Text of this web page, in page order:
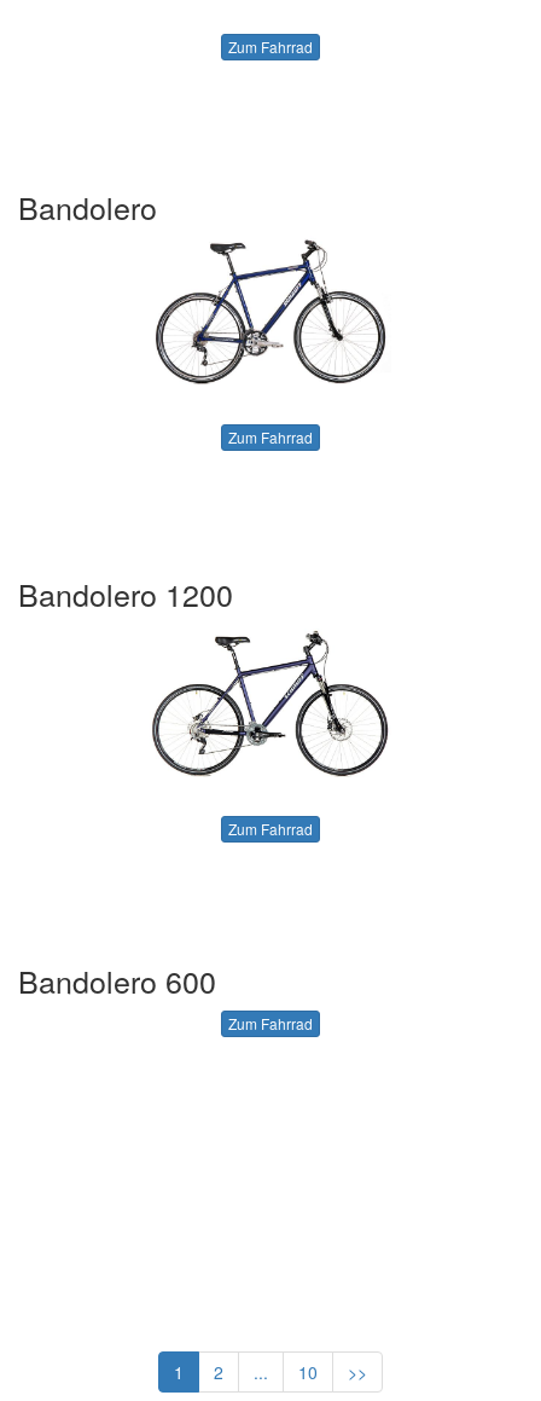
Zum Fahrrad
Bandolero
Zum Fahrrad
Bandolero 1200
Zum Fahrrad
Bandolero 600
Zum Fahrrad
1 2 ... 10 >>